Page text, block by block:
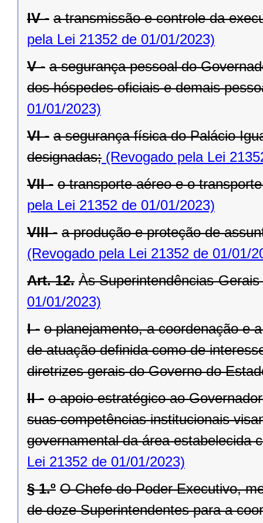
IV - a transmissão e controle da
pela Lei 21352 de 01/01/2023)
V - a segurança pessoal do
dos hóspedes oficiais e demais
01/01/2023)
VI - a segurança física do Palácio
designadas; (Revogado pela Lei
VII - o transporte aéreo e o
pela Lei 21352 de 01/01/2023)
VIII - a produção e proteção de
(Revogado pela Lei 21352 de 01/01/
Art. 12. Às Superintendências-
01/01/2023)
I - o planejamento, a coordenação e
de atuação definida como de
diretrizes gerais do Governo do
II - o apoio estratégico ao
suas competências institucionais
governamental da área estabelecida
Lei 21352 de 01/01/2023)
§ 1.º O Chefe do Poder Executivo,
de doze Superintendentes para a